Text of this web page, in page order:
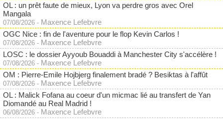
OL : un prêt faute de mieux, Lyon va perdre gros avec Orel
Mangala
07/08/2026 - Maxence Lefebvre
OGC Nice : fin de l'aventure pour le flop Kevin Carlos !
07/08/2026 - Maxence Lefebvre
LOSC : le dossier Ayyoub Bouaddi à Manchester City s'accélère !
07/08/2026 - Maxence Lefebvre
OM : Pierre-Emile Hojbjerg finalement bradé ? Besiktas à l'affût
07/08/2026 - Maxence Lefebvre
OL : Malick Fofana au coeur d'un micmac lié au transfert de Yan
Diomandé au Real Madrid !
06/08/2026 - Maxence Lefebvre